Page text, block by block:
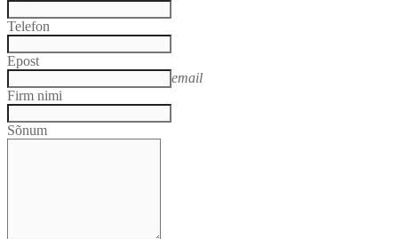
Telefon
Epost
email
Firm nimi
Sõnum